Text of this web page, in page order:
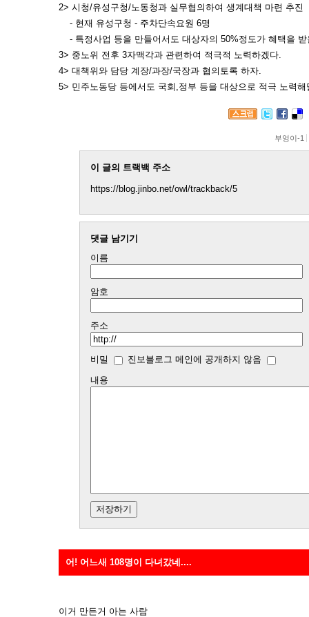
2> 시청/유성구청/노동청과 실무협의하여 생계대책 마련 추진
- 현재 유성구청 - 주차단속요원 6명
- 특정사업 등을 만들어서도 대상자의 50%정도가 혜택을 받
3> 중노위 전후 3자맥각과 관련하여 적극적 노력하겠다.
4> 대책위와 담당 계장/과장/국장과 협의토록 하자.
5> 민주노동당 등에서도 국회,정부 등을 대상으로 적극 노력해
부엉이-1
이 글의 트랙백 주소
https://blog.jinbo.net/owl/trackback/5
댓글 남기기
이름
암호
주소
비밀
진보블로그 메인에 공개하지 않음
내용
어! 어느새 108명이 다녀갔네....
이거 만든거 아는 사람